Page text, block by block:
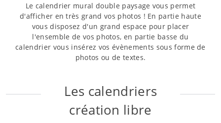
Le calendrier mural double paysage vous permet
d'afficher en très grand vos photos ! En partie haute
vous disposez d'un grand espace pour placer
l'ensemble de vos photos, en partie basse du
calendrier vous insérez vos évènements sous forme de
photos ou de textes.
Les calendriers
création libre